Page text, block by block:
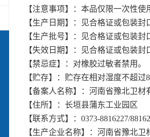
【注意事项】：本品仅限一次性
【生产日期】：见合格证或包装封
【生产批号】：见合格证或包装封
【失效日期】：见合格证或包装封
【禁忌症】：对橡胶过敏者禁用。
【贮存】：贮存在相对湿度不超
【备案人名称】：河南省豫北卫材
【住所】：长垣县蒲东工业园区
【联系方式】：0373-8816227/
【生产企业名称】：河南省豫北卫